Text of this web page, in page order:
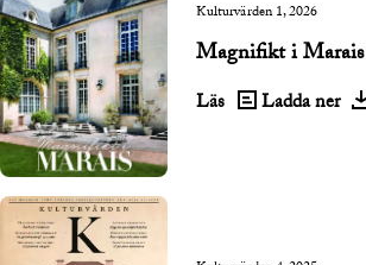
Kulturvärden 1, 2026
Magnifikt i Marais
Läs Ladda ner